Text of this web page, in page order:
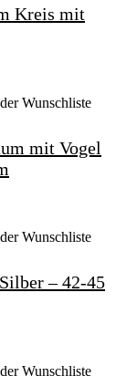
Kreis mit
Wunschliste
mit Vogel
Wunschliste
– 42-45
Wunschliste